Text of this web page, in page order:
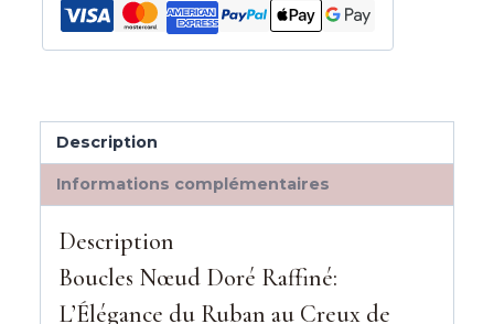
Description
Informations complémentaires
Description
Boucles Nœud Doré Raffiné:
L’Élégance du Ruban au Creux de